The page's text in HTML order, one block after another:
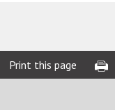
Print this page